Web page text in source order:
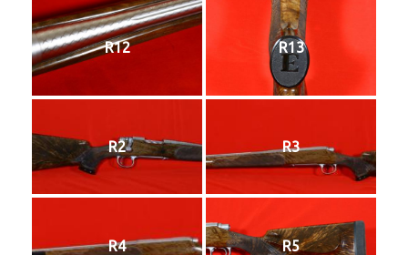
R12 R13
R2 R3
R4 R5